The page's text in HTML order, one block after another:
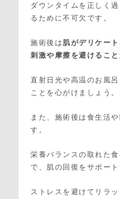
ダウンタイムを正しく
るために不可欠です。
施術後は 肌がデリケー
刺激や摩擦を避けること
直射日光や高温のお風
ことを心がけましょう。
また、施術後は食生活
す。
栄養バランスの取れた
で、肌の回復をサポート
ストレスを避けてリラ